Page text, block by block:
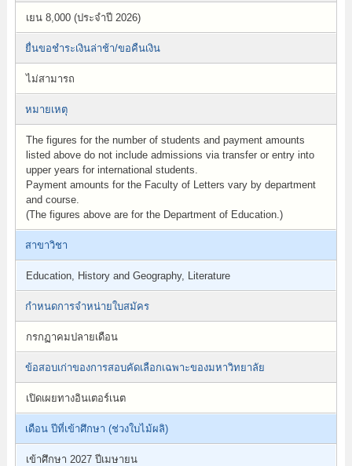
เยน 8,000 (ประจำปี 2026)
ยื่นขอชำระเงินล่าช้า/ขอคืนเงิน
ไม่สามารถ
หมายเหตุ
The figures for the number of students and payment amounts
listed above do not include admissions via transfer or entry into
upper years for international students.
Payment amounts for the Faculty of Letters vary by department
and course.
(The figures above are for the Department of Education.)
สาขาวิชา
Education, History and Geography, Literature
กำหนดการจำหน่ายใบสมัคร
กรกฏาคมปลายเดือน
ข้อสอบเก่าของการสอบคัดเลือกเฉพาะของมหาวิทยาลัย
เปิดเผยทางอินเตอร์เนต
เดือน ปีที่เข้าศึกษา (ช่วงใบไม้ผลิ)
เข้าศึกษา 2027 ปีเมษายน